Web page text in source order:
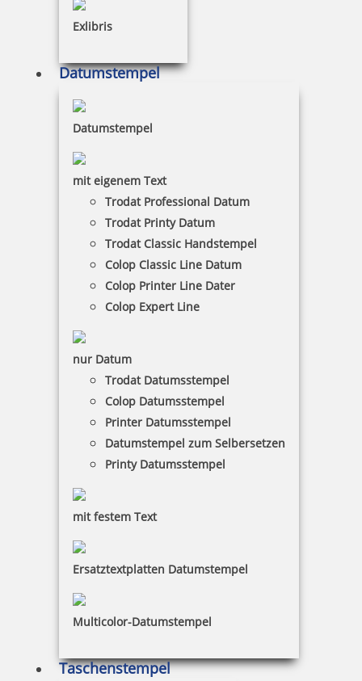
Exlibris
Datumstempel
Datumstempel
mit eigenem Text
Trodat Professional Datum
Trodat Printy Datum
Trodat Classic Handstempel
Colop Classic Line Datum
Colop Printer Line Dater
Colop Expert Line
nur Datum
Trodat Datumsstempel
Colop Datumsstempel
Printer Datumsstempel
Datumstempel zum Selbersetzen
Printy Datumsstempel
mit festem Text
Ersatztextplatten Datumstempel
Multicolor-Datumstempel
Taschenstempel
ab 3,83 €
Jetzt gestalten
Trodat Professional 5430 Mehrfarbiger Stempel
Jetzt gestalten